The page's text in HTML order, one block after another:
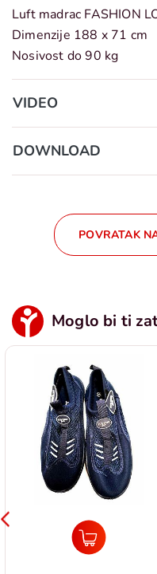
Luft madrac FASHION
Dimenzije 188 x 71 cm
Nosivost do 90 kg
VIDEO
DOWNLOAD
POVRATAK
Moglo bi ti